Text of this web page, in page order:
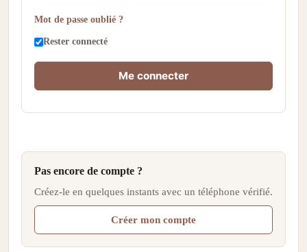
Mot de passe oublié ?
Rester connecté
Me connecter
Pas encore de compte ?
Créez-le en quelques instants avec un téléphone vérifié.
Créer mon compte